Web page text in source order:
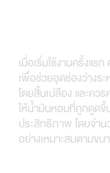
เมื่อเริ่มใช้งานครั้งแร
เพื่อช่วยอุดช่องว่างร
โดยสิ้นเปลือง และคว
ให้น้ำมันหอมที่ถูกดูดขึ้
ประสิทธิภาพ โดยจำ
อย่างเหมาะสมตามข